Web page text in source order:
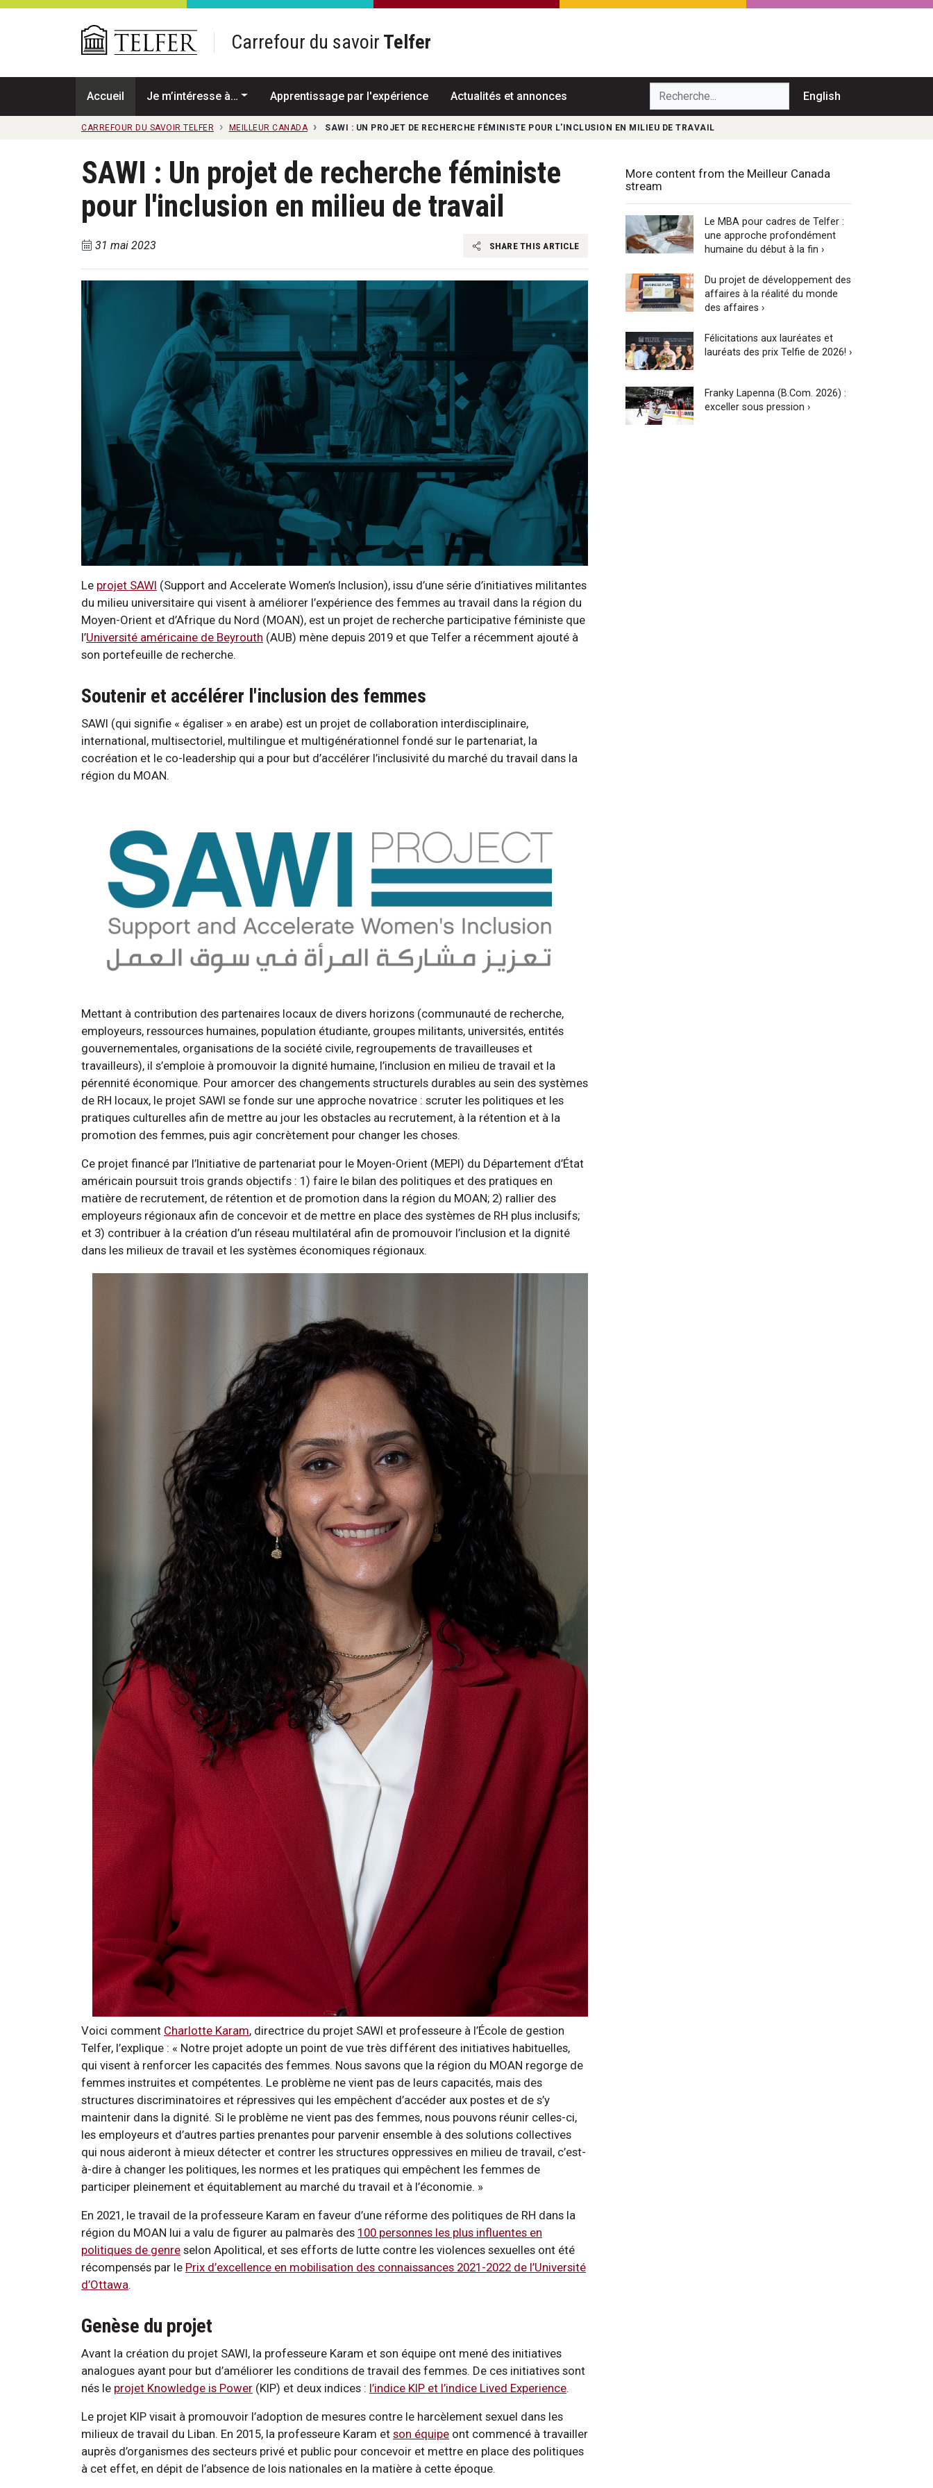
Passer au contenu principal
Carrefour du savoir Telfer
Accueil Je m’intéresse à… Apprentissage par l'expérience Actualités et annonces Recherche... English
CARREFOUR DU SAVOIR TELFER MEILLEUR CANADA SAWI : UN PROJET DE RECHERCHE FÉMINISTE POUR L'INCLUSION EN MILIEU DE TRAVAIL
SAWI : Un projet de recherche féministe
pour l'inclusion en milieu de travail
31 mai 2023 SHARE THIS ARTICLE
Le projet SAWI (Support and Accelerate Women’s Inclusion), issu d’une série d’initiatives militantes
du milieu universitaire qui visent à améliorer l’expérience des femmes au travail dans la région du
Moyen-Orient et d’Afrique du Nord (MOAN), est un projet de recherche participative féministe que
l’Université américaine de Beyrouth (AUB) mène depuis 2019 et que Telfer a récemment ajouté à
son portefeuille de recherche.
Soutenir et accélérer l'inclusion des femmes
SAWI (qui signifie « égaliser » en arabe) est un projet de collaboration interdisciplinaire,
international, multisectoriel, multilingue et multigénérationnel fondé sur le partenariat, la
cocréation et le co-leadership qui a pour but d’accélérer l’inclusivité du marché du travail dans la
région du MOAN.
Mettant à contribution des partenaires locaux de divers horizons (communauté de recherche,
employeurs, ressources humaines, population étudiante, groupes militants, universités, entités
gouvernementales, organisations de la société civile, regroupements de travailleuses et
travailleurs), il s’emploie à promouvoir la dignité humaine, l’inclusion en milieu de travail et la
pérennité économique. Pour amorcer des changements structurels durables au sein des systèmes
de RH locaux, le projet SAWI se fonde sur une approche novatrice : scruter les politiques et les
pratiques culturelles afin de mettre au jour les obstacles au recrutement, à la rétention et à la
promotion des femmes, puis agir concrètement pour changer les choses.
Ce projet financé par l’Initiative de partenariat pour le Moyen-Orient (MEPI) du Département d’État
américain poursuit trois grands objectifs : 1) faire le bilan des politiques et des pratiques en
matière de recrutement, de rétention et de promotion dans la région du MOAN; 2) rallier des
employeurs régionaux afin de concevoir et de mettre en place des systèmes de RH plus inclusifs;
et 3) contribuer à la création d’un réseau multilatéral afin de promouvoir l’inclusion et la dignité
dans les milieux de travail et les systèmes économiques régionaux.
Voici comment Charlotte Karam, directrice du projet SAWI et professeure à l’École de gestion
Telfer, l’explique : « Notre projet adopte un point de vue très différent des initiatives habituelles,
qui visent à renforcer les capacités des femmes. Nous savons que la région du MOAN regorge de
femmes instruites et compétentes. Le problème ne vient pas de leurs capacités, mais des
structures discriminatoires et répressives qui les empêchent d’accéder aux postes et de s’y
maintenir dans la dignité. Si le problème ne vient pas des femmes, nous pouvons réunir celles-ci,
les employeurs et d’autres parties prenantes pour parvenir ensemble à des solutions collectives
qui nous aideront à mieux détecter et contrer les structures oppressives en milieu de travail, c’est-
à-dire à changer les politiques, les normes et les pratiques qui empêchent les femmes de
participer pleinement et équitablement au marché du travail et à l’économie. »
En 2021, le travail de la professeure Karam en faveur d’une réforme des politiques de RH dans la
région du MOAN lui a valu de figurer au palmarès des 100 personnes les plus influentes en
politiques de genre selon Apolitical, et ses efforts de lutte contre les violences sexuelles ont été
récompensés par le Prix d’excellence en mobilisation des connaissances 2021-2022 de l’Université
d’Ottawa.
Genèse du projet
Avant la création du projet SAWI, la professeure Karam et son équipe ont mené des initiatives
analogues ayant pour but d’améliorer les conditions de travail des femmes. De ces initiatives sont
nés le projet Knowledge is Power (KIP) et deux indices : l’indice KIP et l’indice Lived Experience.
Le projet KIP visait à promouvoir l’adoption de mesures contre le harcèlement sexuel dans les
milieux de travail du Liban. En 2015, la professeure Karam et son équipe ont commencé à travailler
auprès d’organismes des secteurs privé et public pour concevoir et mettre en place des politiques
à cet effet, en dépit de l’absence de lois nationales en la matière à cette époque.
More content from the Meilleur Canada
stream
Le MBA pour cadres de Telfer :
une approche profondément
humaine du début à la fin ›
Du projet de développement des
affaires à la réalité du monde
des affaires ›
Félicitations aux lauréates et
lauréats des prix Telfie de 2026! ›
Franky Lapenna (B.Com. 2026) :
exceller sous pression ›